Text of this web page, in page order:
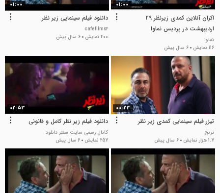
01:00
اکران آنلاین کمدی زیرنظر ۲۹
اردیبهشت در پردیس نماوا
نماوا
116 نمایش
6 سال پیش
01:00
دانلود فیلم سینمایی زیر نظر
cafefilms2
400 نمایش
6 سال پیش
00:23
تیزر فیلم سینمایی کمدی زیر نظر
ترنج
1.7 هزار نمایش
6 سال پیش
02:53
دانلود فیلم زیر نظر کامل و قانونی
کانال رسمی سایت سنتر دانلود
257 نمایش
6 سال پیش